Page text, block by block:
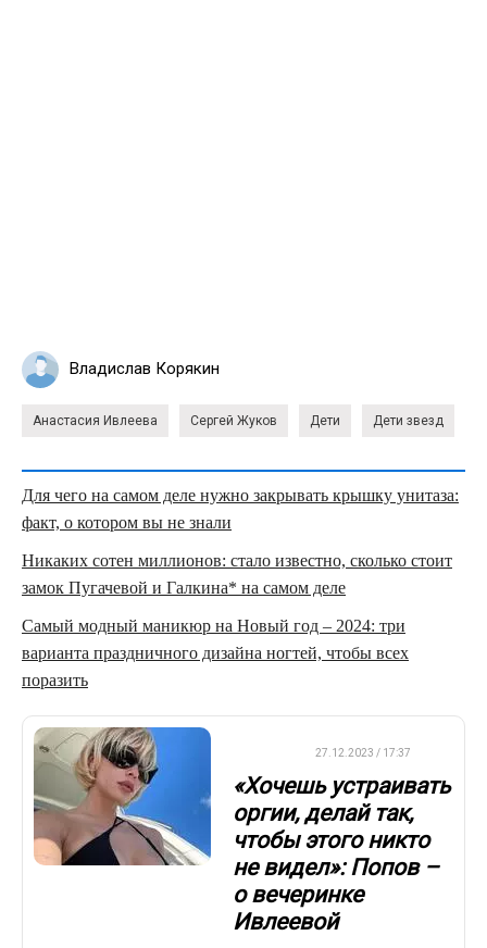
Владислав Корякин
Анастасия Ивлеева Сергей Жуков Дети Дети звезд
Для чего на самом деле нужно закрывать крышку унитаза:
факт, о котором вы не знали
Никаких сотен миллионов: стало известно, сколько стоит
замок Пугачевой и Галкина* на самом деле
Самый модный маникюр на Новый год – 2024: три
варианта праздничного дизайна ногтей, чтобы всех
поразить
27.12.2023 / 17:37
«Хочешь устраивать
оргии, делай так,
чтобы этого никто
не видел»: Попов –
о вечеринке
Ивлеевой